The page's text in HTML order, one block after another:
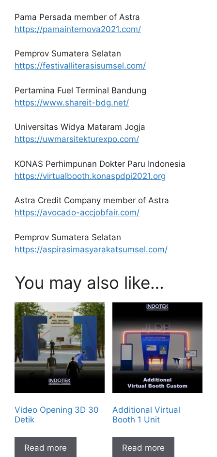
Pama Persada member of Astra
https://pamainternova2021.com/
Pemprov Sumatera Selatan
https://festivalliterasisumsel.com/
Pertamina Fuel Terminal Bandung
https://www.shareit-bdg.net/
Universitas Widya Mataram Jogja
https://uwmarsitekturexpo.com/
KONAS Perhimpunan Dokter Paru Indonesia
https://virtualbooth.konaspdpi2021.org
Astra Credit Company member of Astra
https://avocado-accjobfair.com/
Pemprov Sumatera Selatan
https://aspirasimasyarakatsumsel.com/
You may also like…
Video Opening 3D 30
Detik
Read more
Additional Virtual
Booth 1 Unit
Read more